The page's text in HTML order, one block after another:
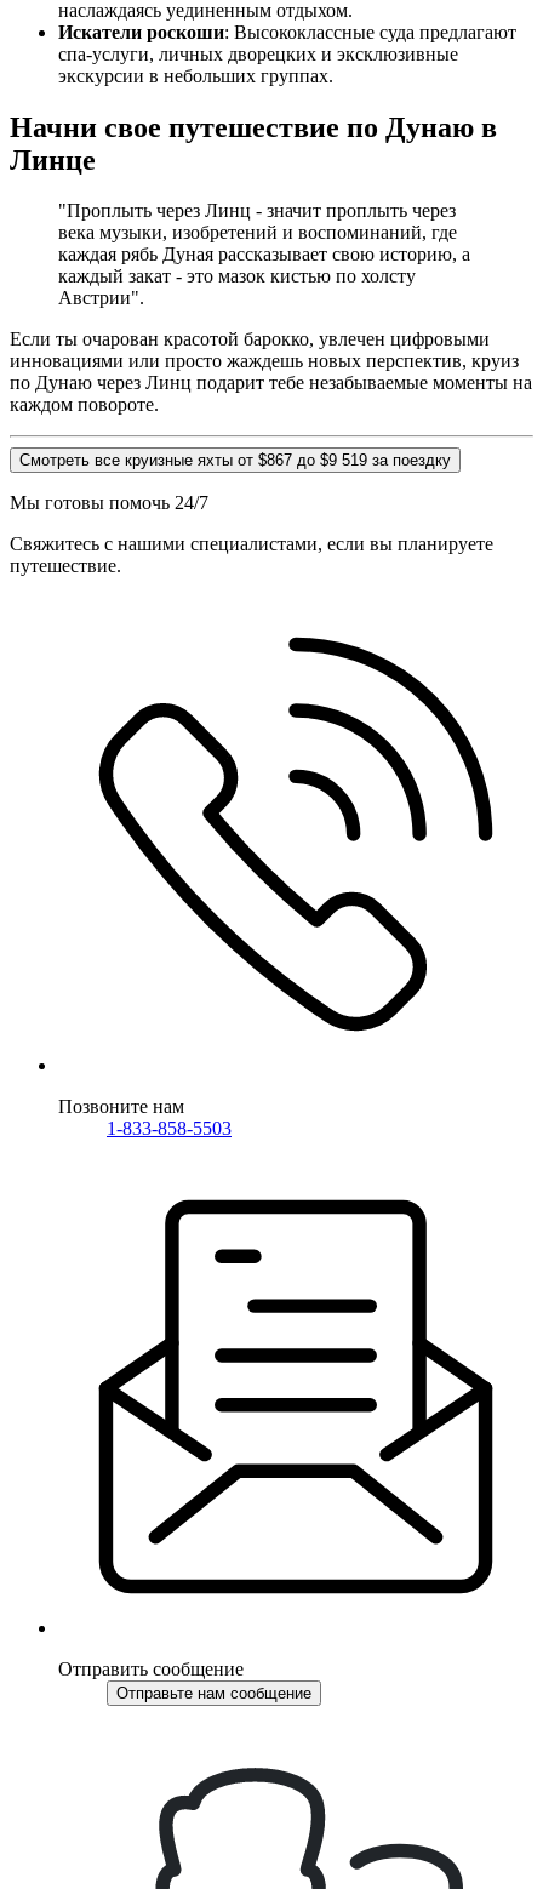
наслаждаясь уединенным отдыхом.
Искатели роскоши: Высококлассные суда предлагают
спа-услуги, личных дворецких и эксклюзивные
экскурсии в небольших группах.
Начни свое путешествие по Дунаю в
Линце
"Проплыть через Линц - значит проплыть через
века музыки, изобретений и воспоминаний, где
каждая рябь Дуная рассказывает свою историю, а
каждый закат - это мазок кистью по холсту
Австрии".
Если ты очарован красотой барокко, увлечен цифровыми
инновациями или просто жаждешь новых перспектив, круиз
по Дунаю через Линц подарит тебе незабываемые моменты на
каждом повороте.
Смотреть все круизные яхты от $867 до $9 519 за поездку
Мы готовы помочь 24/7
Свяжитесь с нашими специалистами, если вы планируете
путешествие.
Позвоните нам
1-833-858-5503
Отправить сообщение
Отправьте нам сообщение